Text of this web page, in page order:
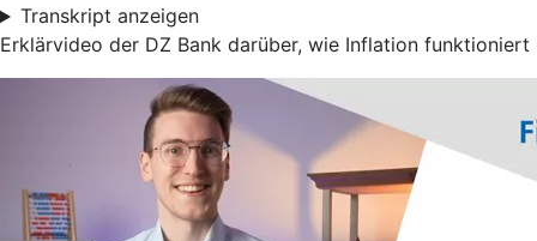
Transkript anzeigen
Erklärvideo der DZ Bank darüber, wie Inflation funktioniert